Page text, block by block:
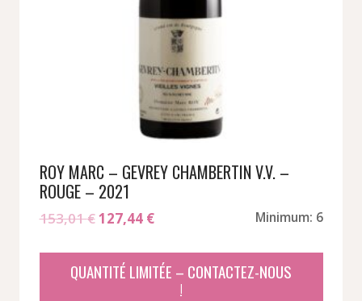
ROY MARC – GEVREY CHAMBERTIN V.V. –
ROUGE – 2021
153,01€Le
initial
était :
127,44 €Le
actuel
est :
Minimum: 6
QUANTITÉ LIMITÉE – CONTACTEZ-NOUS
!